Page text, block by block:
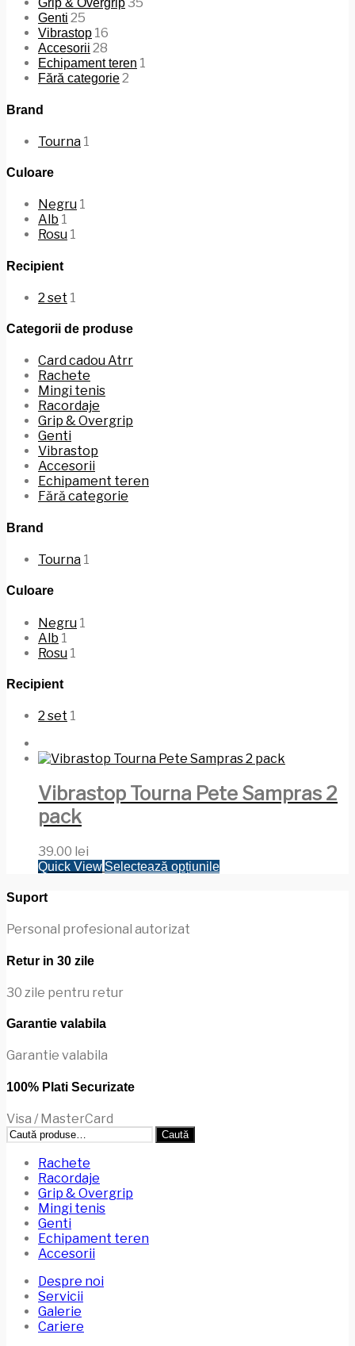
Grip & Overgrip35
Genti 25
Vibrastop 16
Accesorii 28
Echipament teren 1
Fără categorie2
Brand
Tourna 1
Culoare
Negru 1
Alb 1
Rosu 1
Recipient
2 set 1
Categorii de produse
Card cadou Atrr
Rachete
Mingi tenis
Racordaje
Grip & Overgrip
Genti
Vibrastop
Accesorii
Echipament teren
Fără categorie
Brand
Tourna 1
Culoare
Negru 1
Alb 1
Rosu 1
Recipient
2 set 1
Vibrastop Tourna Pete Sampras 2
pack
39.00 lei
Quick View Selectează opțiunileAcest
Suport
Personal profesional autorizat
Retur in 30 zile
30 zile pentru retur
Garantie valabila
Garantie valabila
100% Plati Securizate
Visa / MasterCard
Caută
după:
Caută
Rachete
Racordaje
Grip & Overgrip
Mingi tenis
Genti
Echipament teren
Accesorii
Despre noi
Servicii
Galerie
Cariere